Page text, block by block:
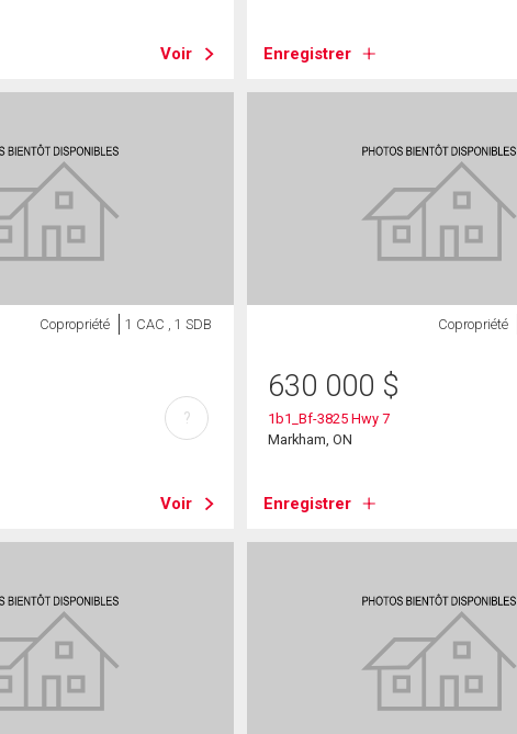
Voir Enregistrer
Copropriété 1 CAC , 1 SDB
Voir
?
Copropriété
630 000 $
1b1_Bf-3825 Hwy 7
Markham, ON
Enregistrer